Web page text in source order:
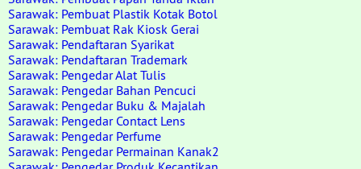
Sarawak: Pembuat Plastik Kotak Botol
Sarawak: Pembuat Rak Kiosk Gerai
Sarawak: Pendaftaran Syarikat
Sarawak: Pendaftaran Trademark
Sarawak: Pengedar Alat Tulis
Sarawak: Pengedar Bahan Pencuci
Sarawak: Pengedar Buku & Majalah
Sarawak: Pengedar Contact Lens
Sarawak: Pengedar Perfume
Sarawak: Pengedar Permainan Kanak2